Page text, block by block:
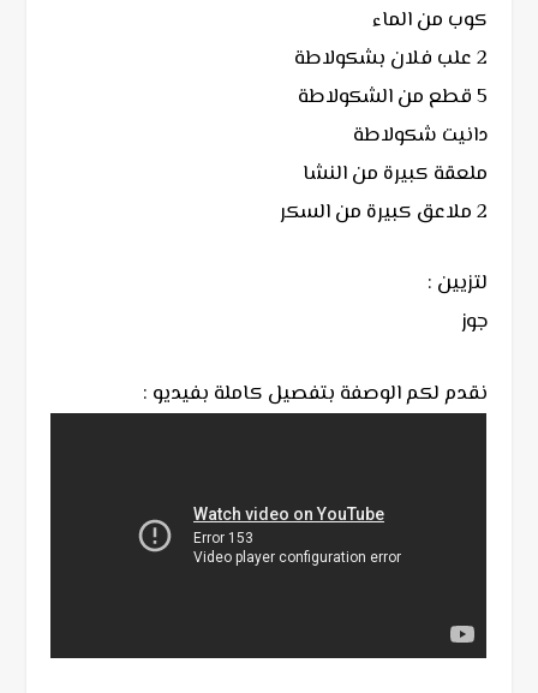
كوب من الماء
2 علب فلان بشكولاطة
5 قطع من الشكولاطة
دانيت شكولاطة
ملعقة كبيرة من النشا
2 ملاعق كبيرة من السكر
لتزيين :
جوز
نقدم لكم الوصفة بتفصيل كاملة بفيديو :